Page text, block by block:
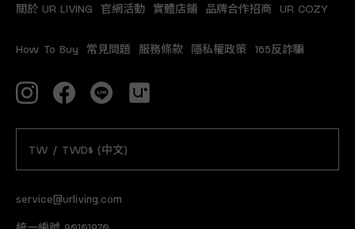
service@urliving.com
關於 UR LIVING 官網活動 實體店鋪 品牌合作招商 UR COZY
How To Buy 常見問題 服務條款 隱私權政策 165反詐騙
TW / TWD$ (中文)